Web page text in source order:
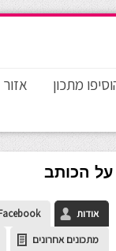
מתכון
על הכותב
אודות
מתכונים אחרונים